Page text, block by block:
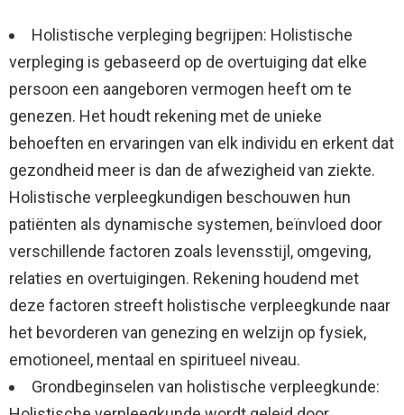
Holistische verpleging begrijpen: Holistische
verpleging is gebaseerd op de overtuiging dat elke
persoon een aangeboren vermogen heeft om te
genezen. Het houdt rekening met de unieke
behoeften en ervaringen van elk individu en erkent dat
gezondheid meer is dan de afwezigheid van ziekte.
Holistische verpleegkundigen beschouwen hun
patiënten als dynamische systemen, beïnvloed door
verschillende factoren zoals levensstijl, omgeving,
relaties en overtuigingen. Rekening houdend met
deze factoren streeft holistische verpleegkunde naar
het bevorderen van genezing en welzijn op fysiek,
emotioneel, mentaal en spiritueel niveau.
Grondbeginselen van holistische verpleegkunde: